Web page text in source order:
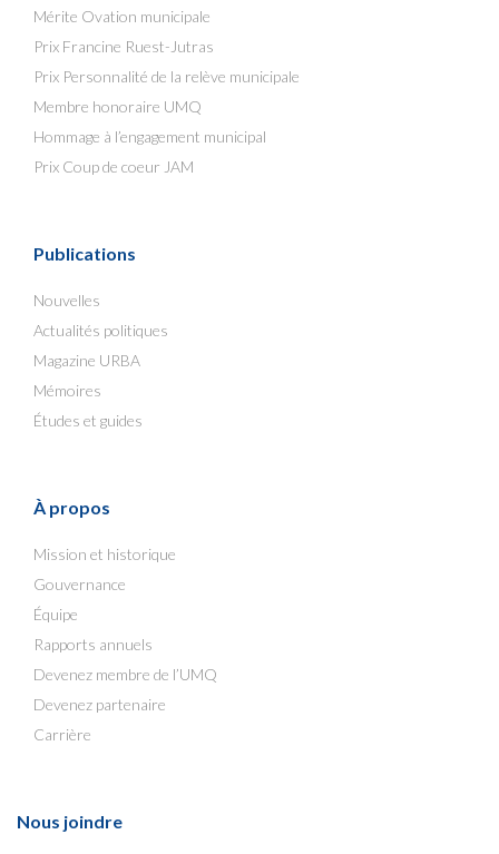
Mérite Ovation municipale
Prix Francine Ruest-Jutras
Prix Personnalité de la relève municipale
Membre honoraire UMQ
Hommage à l’engagement municipal
Prix Coup de coeur JAM
Publications
Nouvelles
Actualités politiques
Magazine URBA
Mémoires
Études et guides
À propos
Mission et historique
Gouvernance
Équipe
Rapports annuels
Devenez membre de l’UMQ
Devenez partenaire
Carrière
Nous joindre